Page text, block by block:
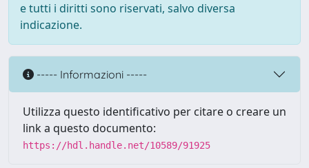
e tutti i diritti sono riservati, salvo diversa
indicazione.
----- Informazioni -----
Utilizza questo identificativo per citare o creare un
link a questo documento:
https://hdl.handle.net/10589/91925